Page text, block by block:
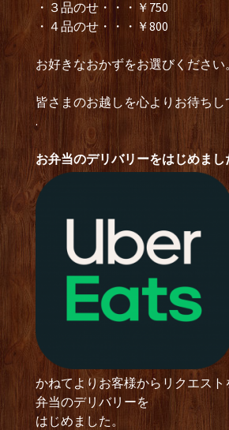
・３品のせ・・・￥750
・４品のせ・・・￥800
お好きなおかずをお選びください。
皆さまのお越しを心よりお待ちし
.
お弁当のデリバリーをはじめまし
かねてよりお客様からリクエス
弁当のデリバリーを
はじめました。